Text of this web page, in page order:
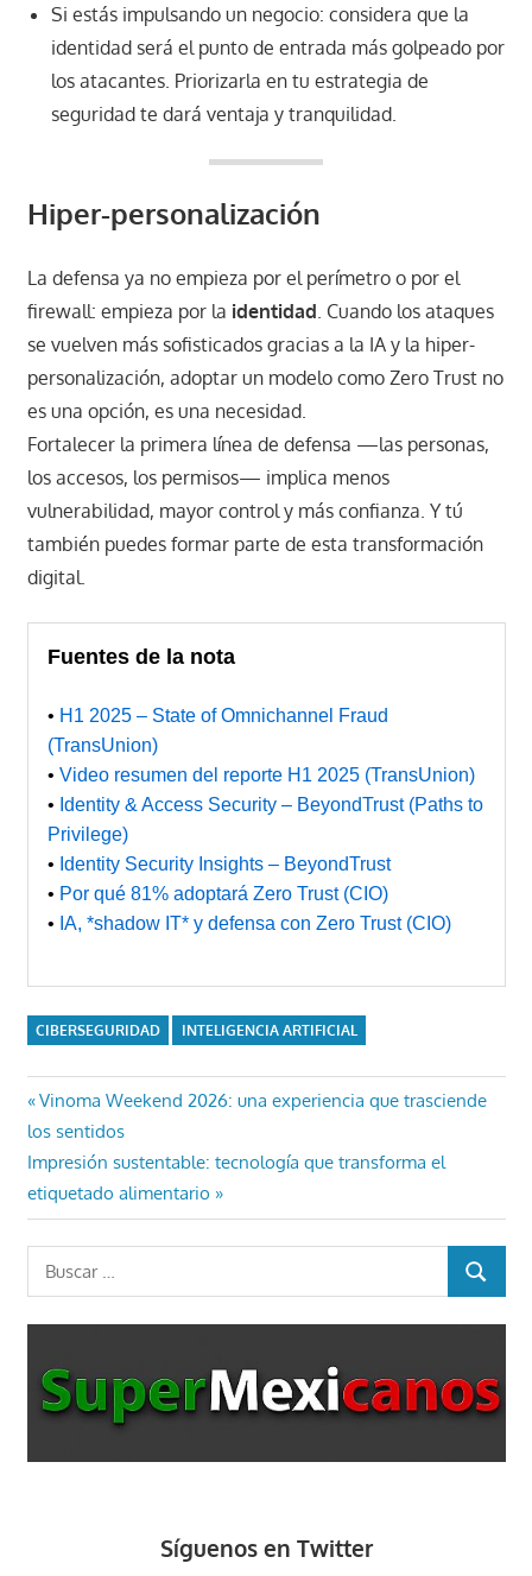
Si estás impulsando un negocio: considera que la
identidad será el punto de entrada más golpeado por
los atacantes. Priorizarla en tu estrategia de
seguridad te dará ventaja y tranquilidad.
Hiper-personalización
La defensa ya no empieza por el perímetro o por el
firewall: empieza por la identidad . Cuando los ataques
se vuelven más sofisticados gracias a la IA y la hiper-
personalización, adoptar un modelo como Zero Trust no
es una opción, es una necesidad.
Fortalecer la primera línea de defensa —las personas,
los accesos, los permisos— implica menos
vulnerabilidad, mayor control y más confianza. Y tú
también puedes formar parte de esta transformación
digital.
Fuentes de la nota
• H1 2025 – State of Omnichannel Fraud
(TransUnion)
• Video resumen del reporte H1 2025 (TransUnion)
• Identity & Access Security – BeyondTrust (Paths to
Privilege)
• Identity Security Insights – BeyondTrust
• Por qué 81% adoptará Zero Trust (CIO)
• IA, *shadow IT* y defensa con Zero Trust (CIO)
CIBERSEGURIDAD INTELIGENCIA ARTIFICIAL
Navegación
de
entradas
Entrada
anterior:
Vinoma Weekend 2026: una experiencia que trasciende
los sentidos
Entrada
siguiente:
Impresión sustentable: tecnología que transforma el
etiquetado alimentario
Buscar:
BUSCAR
Síguenos en Twitter